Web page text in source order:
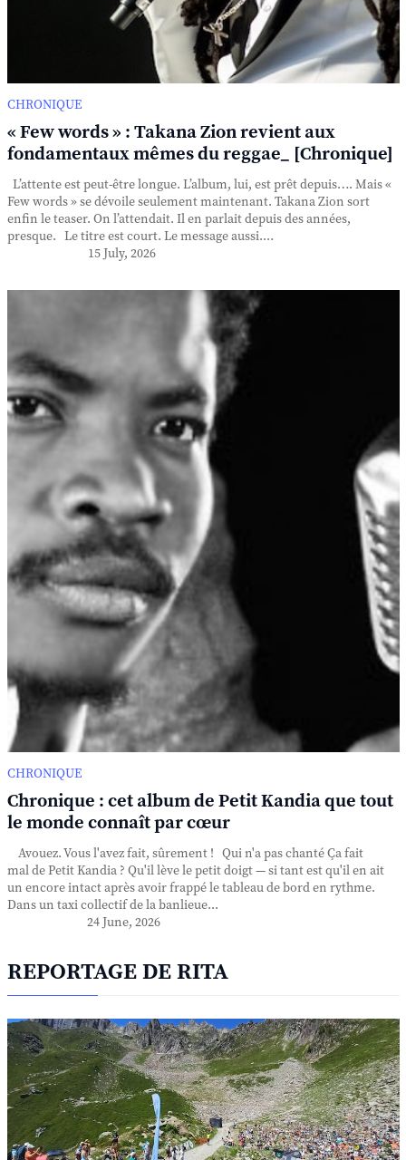
CHRONIQUE
« Few words » : Takana Zion revient aux
fondamentaux mêmes du reggae_ [Chronique]
L’attente est peut-être longue. L’album, lui, est prêt depuis…. Mais «
Few words » se dévoile seulement maintenant. Takana Zion sort
enfin le teaser. On l’attendait. Il en parlait depuis des années,
presque. Le titre est court. Le message aussi....
15 July, 2026
CHRONIQUE
Chronique : cet album de Petit Kandia que tout
le monde connaît par cœur
Avouez. Vous l'avez fait, sûrement ! Qui n'a pas chanté Ça fait
mal de Petit Kandia ? Qu'il lève le petit doigt — si tant est qu'il en ait
un encore intact après avoir frappé le tableau de bord en rythme.
Dans un taxi collectif de la banlieue...
24 June, 2026
REPORTAGE DE RITA